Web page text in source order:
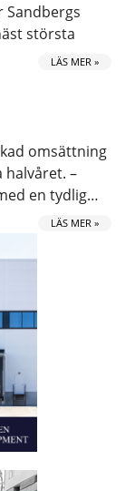
Sandbergs
största
LÄS MER »
omsättning
–
en tydlig…
LÄS MER »